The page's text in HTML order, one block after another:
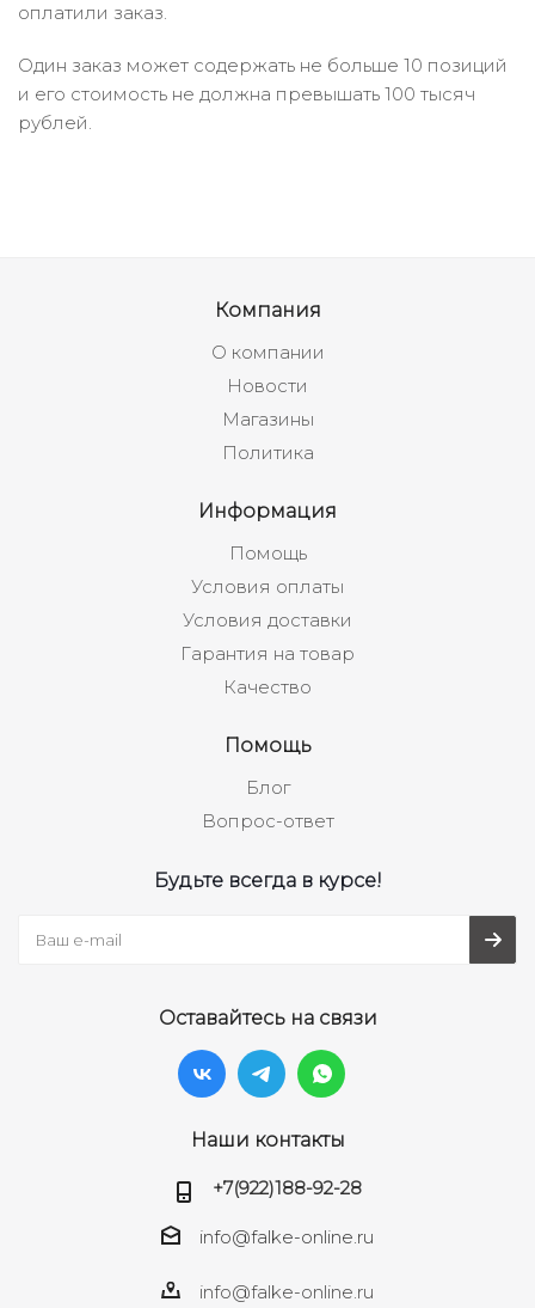
оплатили заказ.
Один заказ может содержать не больше 10 позиций
и его стоимость не должна превышать 100 тысяч
рублей.
Компания
О компании
Новости
Магазины
Политика
Информация
Помощь
Условия оплаты
Условия доставки
Гарантия на товар
Качество
Помощь
Блог
Вопрос-ответ
Будьте всегда в курсе!
Оставайтесь на связи
Наши контакты
+7(922)188-92-28
info@falke-online.ru
info@falke-online.ru